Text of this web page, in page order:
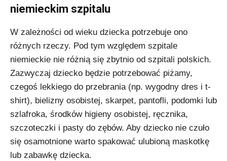
niemieckim szpitalu
W zależności od wieku dziecka potrzebuje ono
różnych rzeczy. Pod tym względem szpitale
niemieckie nie różnią się zbytnio od szpitali polskich.
Zazwyczaj dziecko będzie potrzebować piżamy,
czegoś lekkiego do przebrania (np. wygodny dres i t-
shirt), bielizny osobistej, skarpet, pantofli, podomki lub
szlafroka, środków higieny osobistej, ręcznika,
szczoteczki i pasty do zębów. Aby dziecko nie czuło
się osamotnione warto spakować ulubioną maskotkę
lub zabawkę dziecka.